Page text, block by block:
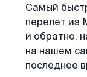
Самый
перелет из
и обратно,
на нашем
последнее